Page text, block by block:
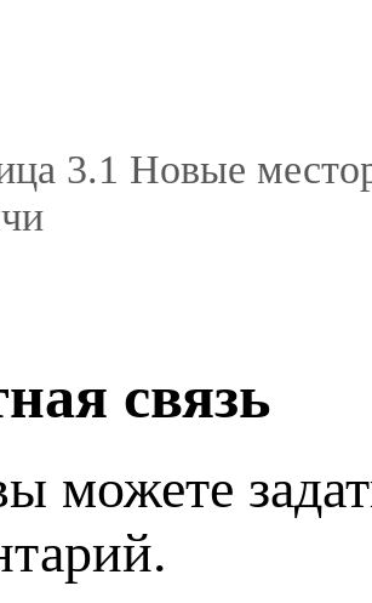
3.1 Новые
связь
можете